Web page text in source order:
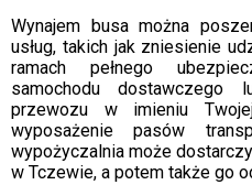
Wynajem busa można
usług, takich jak zniesienie
ramach pełnego
samochodu dostawczego
przewozu w imieniu
wyposażenie pasów
wypożyczalnia może
w Tczewie, a potem także go